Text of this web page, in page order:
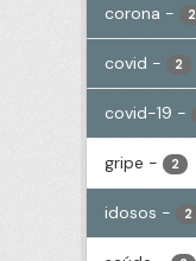
corona - 2
covid - 2
covid-19 -
gripe - 2
idosos - 2